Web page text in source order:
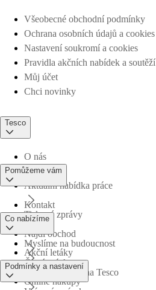
Všeobecné obchodní podmínky
Ochrana osobních údajů a cookies
Nastavení soukromí a cookies
Pravidla akčních nabídek a soutěží
Můj účet
Chci novinky
Tesco
O nás
Aktuální nabídka práce
Tiskové zprávy
Myslíme na budoucnost
Obchodní skupina Tesco
Pomůžeme vám
Kontakt
Najdi obchod
Časté otázky
Co nabízíme
Akční letáky
Online nákupy
Podmínky a nastavení